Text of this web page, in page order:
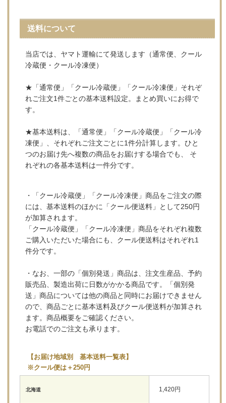
送料について
当店では、ヤマト運輸にて発送します（通常便、クール
冷蔵便・クール冷凍便）
★「通常便」「クール冷蔵便」「クール冷凍便」それぞ
れご注文1件ごとの基本送料設定。まとめ買いにお得で
す。
★基本送料は、「通常便」「クール冷蔵便」「クール冷
凍便」、それぞれご注文ごとに1件分計算します。ひと
つのお届け先へ複数の商品をお届けする場合でも、 そ
れぞれの各基本送料は一件分です。
・「クール冷蔵便」「クール冷凍便」商品をご注文の際
には、基本送料のほかに「クール便送料」として250円
が加算されます。
「クール冷蔵便」「クール冷凍便」商品をそれぞれ複数
ご購入いただいた場合にも、クール便送料はそれぞれ1
件分です。
・なお、一部の「個別発送」商品は、注文生産品、予約
販売品、製造出荷に日数がかかる商品です。「個別発
送」商品については他の商品と同時にお届けできません
ので、商品ごとに基本送料及びクール便送料が加算され
ます。商品概要をご確認ください。
お電話でのご注文も承ります。
【お届け地域別 基本送料一覧表】
※クール便は＋250円
北海道 1,420円